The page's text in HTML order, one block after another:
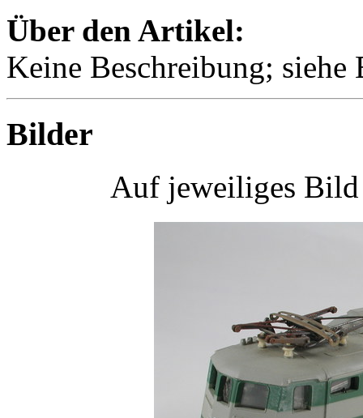
Über den Artikel:
Keine Beschreibung; siehe
Bilder
Auf jeweiliges